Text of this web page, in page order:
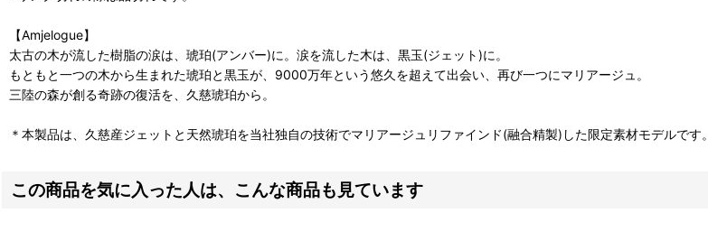
【Amjelogue】
太古の木が流した樹脂の涙は、琥珀(アンバー)に。涙を流した木は、黒玉(ジェット)に。
もともと一つの木から生まれた琥珀と黒玉が、9000万年という悠久を超えて出会い、再び一つにマリアージュ。
三陸の森が創る奇跡の復活を、久慈琥珀から。
＊本製品は、久慈産ジェットと天然琥珀を当社独自の技術でマリアージュリファインド(融合精製)した限定素材モデルです。
この商品を気に入った人は、こんな商品も見ています